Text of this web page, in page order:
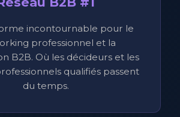
incontournable pour le
professionnel et la
B2B. Où les décideurs et les
qualifiés passent
du temps.